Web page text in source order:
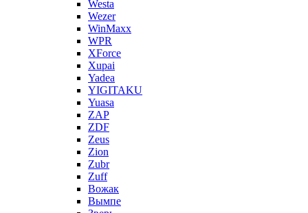
Westa
Wezer
WinMaxx
WPR
XForce
Xupai
Yadea
YIGITAKU
Yuasa
ZAP
ZDF
Zeus
Zion
Zubr
Zuff
Вожак
Вымпе